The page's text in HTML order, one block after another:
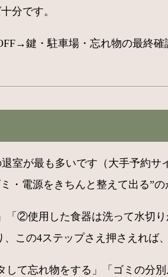
分です。
鍵・駐車場・忘れ物の最終
室が最も多いです（大手予約
・電源をきちんと整えて出る”の
②使用した食器は洗って水切
の4ステップさえ押さえれば
て忘れ物をする」「ゴミの分